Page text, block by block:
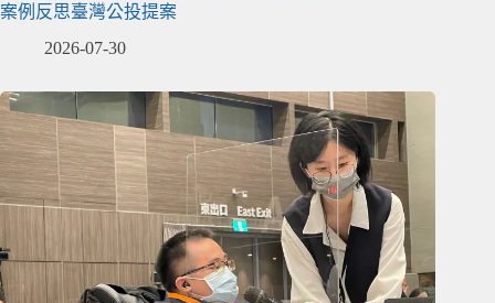
案例反思臺灣公投提案
2026-07-30